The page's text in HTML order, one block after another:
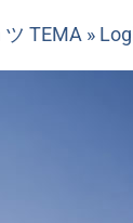
TEMA »